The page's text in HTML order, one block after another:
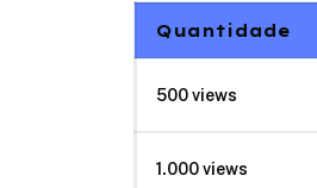
Quantidade
500views
1.000views